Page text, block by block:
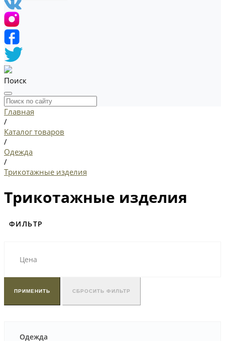
Поиск
Главная
/
Каталог товаров
/
Одежда
/
Трикотажные изделия
Трикотажные изделия
ФИЛЬТР
Цена
ПРИМЕНИТЬ СБРОСИТЬ ФИЛЬТР
Одежда